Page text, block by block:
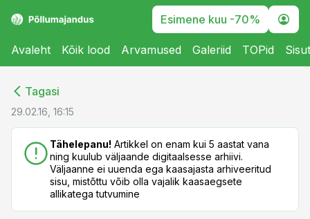
Esimene kuu -70%
Avaleht Kõik lood Arvamused Galeriid TOPid
Tagasi
29.02.16, 16:15
Tähelepanu! Artikkel on enam kui 5 aastat vana
ning kuulub väljaande digitaalsesse arhiivi.
Väljaanne ei uuenda ega kaasajasta arhiveeritud
sisu, mistõttu võib olla vajalik kaasaegsete
allikatega tutvumine